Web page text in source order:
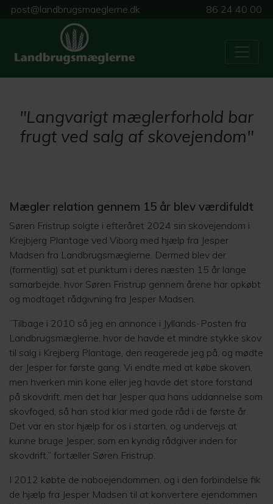
post@landbrugsmaeglerne.dk 86 24 40 00
"Langvarigt mæglerforhold bar
frugt ved salg af skovejendom"
Mægler relation gennem 15 år blev værdifuldt
Søren Fristrup solgte i efteråret 2024 sin skovejendom i
Krejbjerg Plantage ved Viborg med hjælp fra Jesper
Madsen fra Landbrugsmæglerne. Dermed blev der
(formentlig) sat et punktum i deres næsten 15 år lange
samarbejde, hvor Søren Fristrup gennem årene har opkøbt
og modtaget rådgivning fra Jesper Madsen.
”Tilbage i 2010 så jeg en annonce i Jyllands-Posten fra
Landbrugsmæglerne, hvor de havde et mindre stykke skov
til salg i Krejberg Plantage, den reagerede jeg på, og mødte
der Jesper for første gang. Vi endte med at købe skoven,
men hverken min kone eller jeg havde det store forstand
på skovdrift, men det har Jesper qua hans uddannelse som
skovfoged, så han stod klar med gode råd i de første år.
Det var en stor hjælp for os i starten, og undervejs at
kunne bruge Jesper, som en kyndig rådgiver inden for
skovdrift,” fortæller Søren Fristrup.
I 2012 købte de naboejendommen, og i den forbindelse fik
de hjælp fra Jesper Madsen til at konvertere ejendommen